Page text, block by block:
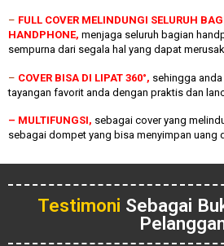
– FULL COVER MELINDUNGI SELURUH
HANDPHONE, menjaga seluruh bagian
sempurna dari segala hal yang dapat
– COVER BISA DI LIPAT 360°, sehingga
tayangan favorit anda dengan praktis dan
– MULTIFUNGSI, sebagai cover yang
sebagai dompet yang bisa menyimpan uang
Testimoni Sebagai